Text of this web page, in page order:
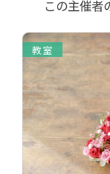
この主催者
教室